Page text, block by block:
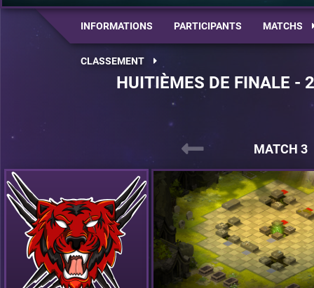
INFORMATIONS PARTICIPANTS MATCHS
CLASSEMENT
HUITIÈMES DE FINALE
MATCH 3